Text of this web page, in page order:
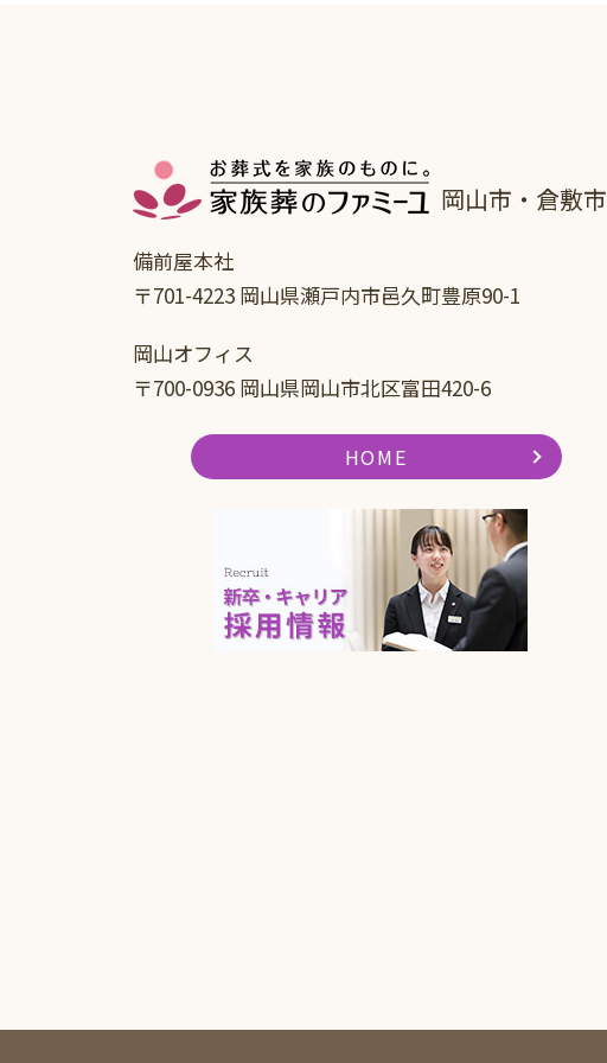
岡山市・倉敷市
備前屋本社
〒701-4223 岡山県瀬戸内市邑久町豊原90-1
岡山オフィス
〒700-0936 岡山県岡山市北区富田420-6
HOME